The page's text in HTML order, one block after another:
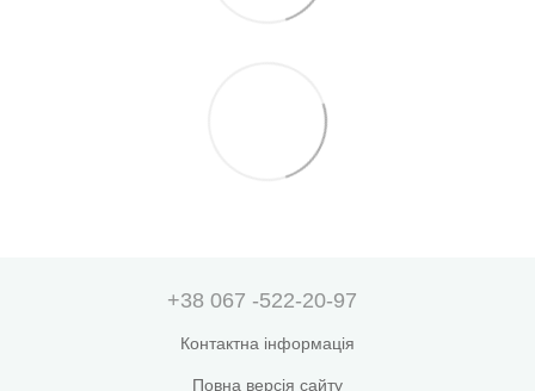
+38 067 -522-20-97
Контактна інформація
Повна версія сайту